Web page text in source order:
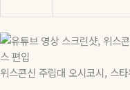
위스콘신 주립대 오시코시, 스